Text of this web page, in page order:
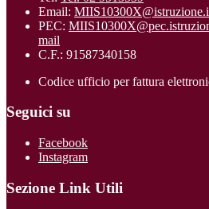
Email:
PEC:
mail
C.F.: 91587340158
Codice ufficio per fattura
Seguici su
Facebook
Instagram
Sezione Link Utili